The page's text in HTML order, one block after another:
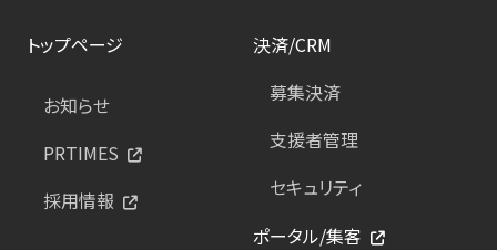
トップページ
お知らせ
PRTIMES
採用情報
決済/CRM
募集決済
支援者管理
セキュリティ
ポータル/集客